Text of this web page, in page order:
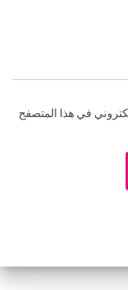
في هذا المتصفح